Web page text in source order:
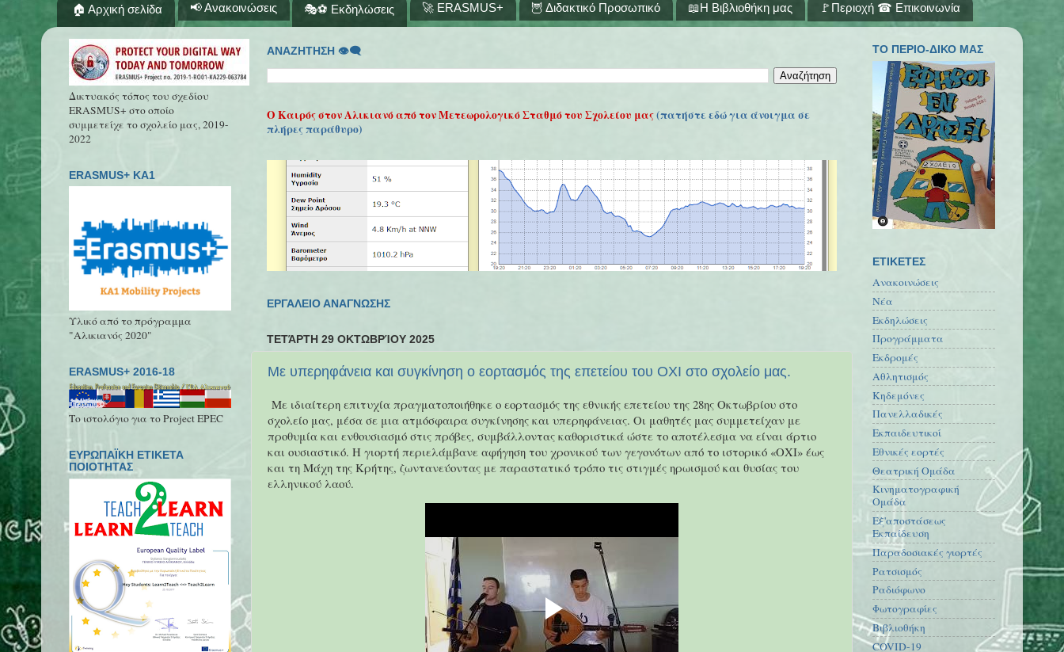
🏠 Αρχική σελίδα 📢 Ανακοινώσεις 🎭⚽ Εκδηλώσεις 🚀 ERASMUS+ 🦉 Διδακτικό Προσωπικό 📖Η Βιβλιοθήκη μας 🚩Περιοχή ☎ Επικοινωνία
ΑΝΑΖΗΤΗΣΗ 👁‍🗨
Ο Καιρός στον Αλικιανό από τον Μετεωρολογικό Σταθμό του Σχολείου μας(πατήστε εδώ για άνοιγμα σε
πλήρες παράθυρο)
ΕΡΓΑΛΕΙΟ ΑΝΑΓΝΩΣΗΣ
ΤΕΤΆΡΤΗ 29 ΟΚΤΩΒΡΊΟΥ 2025
Με υπερηφάνεια και συγκίνηση ο εορτασμός της επετείου του ΟΧΙ στο σχολείο μας.
Με ιδιαίτερη επιτυχία πραγματοποιήθηκε ο εορτασμός της εθνικής επετείου της 28ης Οκτωβρίου στο
σχολείο μας, μέσα σε μια ατμόσφαιρα συγκίνησης και υπερηφάνειας. Οι μαθητές μας συμμετείχαν με
προθυμία και ενθουσιασμό στις πρόβες, συμβάλλοντας καθοριστικά ώστε το αποτέλεσμα να είναι άρτιο
και ουσιαστικό. Η γιορτή περιελάμβανε αφήγηση του χρονικού των γεγονότων από το ιστορικό «ΟΧΙ» έως
και τη Μάχη της Κρήτης, ζωντανεύοντας με παραστατικό τρόπο τις στιγμές ηρωισμού και θυσίας του
ελληνικού λαού.
Δικτυακός τόπος του σχεδίου
ERASMUS+ στο οποίο
συμμετείχε το σχολείο μας, 2019-
2022
ERASMUS+ KA1
Υλικό από το πρόγραμμα
"Αλικιανός 2020"
ERASMUS+ 2016-18
Το ιστολόγιο για το Project EPEC
ΕΥΡΩΠΑΪΚΗ ΕΤΙΚΕΤΑ
ΠΟΙΟΤΗΤΑΣ
ΤΟ ΠΕΡΙΟ-ΔΙΚΟ ΜΑΣ
ΕΤΙΚΕΤΕΣ
Ανακοινώσεις
Νέα
Εκδηλώσεις
Προγράμματα
Εκδρομές
Αθλητισμός
Κηδεμόνες
Πανελλαδικές
Εκπαιδευτικοί
Εθνικές εορτές
Θεατρική Ομάδα
Κινηματογραφική
Ομάδα
Εξ'αποστάσεως
Εκπαίδευση
Παραδοσιακές γιορτές
Ρατσισμός
Ραδιόφωνο
Φωτογραφίες
Βιβλιοθήκη
COVID-19